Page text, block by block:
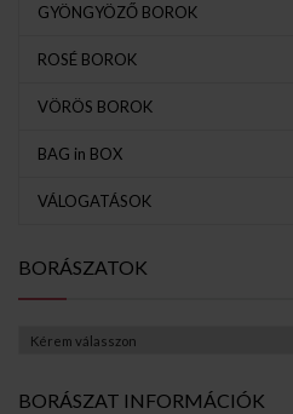
GYÖNGYÖZŐ BOROK
ROSÉ BOROK
VÖRÖS BOROK
BAG in BOX
VÁLOGATÁSOK
BORÁSZATOK
BORÁSZAT INFORMÁCIÓK